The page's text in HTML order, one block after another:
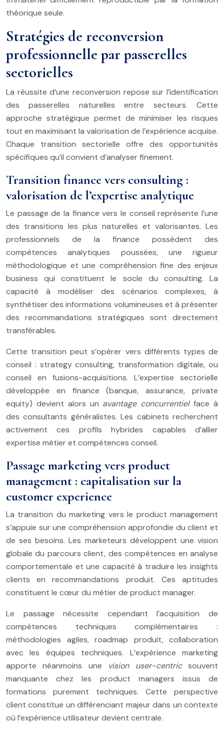
théorique seule.
Stratégies de reconversion
professionnelle par passerelles
sectorielles
La réussite d’une reconversion repose sur l’identification
des passerelles naturelles entre secteurs. Cette
approche stratégique permet de minimiser les risques
tout en maximisant la valorisation de l’expérience acquise.
Chaque transition sectorielle offre des opportunités
spécifiques qu’il convient d’analyser finement.
Transition finance vers consulting :
valorisation de l’expertise analytique
Le passage de la finance vers le conseil représente l’une
des transitions les plus naturelles et valorisantes. Les
professionnels de la finance possèdent des
compétences analytiques poussées, une rigueur
méthodologique et une compréhension fine des enjeux
business qui constituent le socle du consulting. La
capacité à modéliser des scénarios complexes, à
synthétiser des informations volumineuses et à présenter
des recommandations stratégiques sont directement
transférables.
Cette transition peut s’opérer vers différents types de
conseil : strategy consulting, transformation digitale, ou
conseil en fusions-acquisitions. L’expertise sectorielle
développée en finance (banque, assurance, private
equity) devient alors un avantage concurrentielface à
des consultants généralistes. Les cabinets recherchent
activement ces profils hybrides capables d’allier
expertise métier et compétences conseil.
Passage marketing vers product
management : capitalisation sur la
customer experience
La transition du marketing vers le product management
s’appuie sur une compréhension approfondie du client et
de ses besoins. Les marketeurs développent une vision
globale du parcours client, des compétences en analyse
comportementale et une capacité à traduire les insights
clients en recommandations produit. Ces aptitudes
constituent le cœur du métier de product manager.
Le passage nécessite cependant l’acquisition de
compétences techniques complémentaires :
méthodologies agiles, roadmap produit, collaboration
avec les équipes techniques. L’expérience marketing
apporte néanmoins une vision user-centricsouvent
manquante chez les product managers issus de
formations purement techniques. Cette perspective
client constitue un différenciant majeur dans un contexte
où l’expérience utilisateur devient centrale.